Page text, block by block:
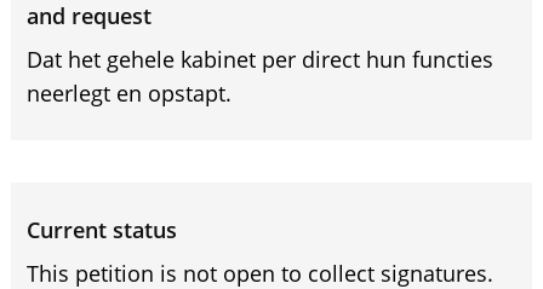
and request
Dat het gehele kabinet per direct hun functies
neerlegt en opstapt.
Current status
This petition is not open to collect signatures.